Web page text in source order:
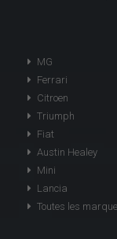
MG
Ferrari
Citroen
Triumph
Fiat
Austin Healey
Mini
Lancia
Toutes les